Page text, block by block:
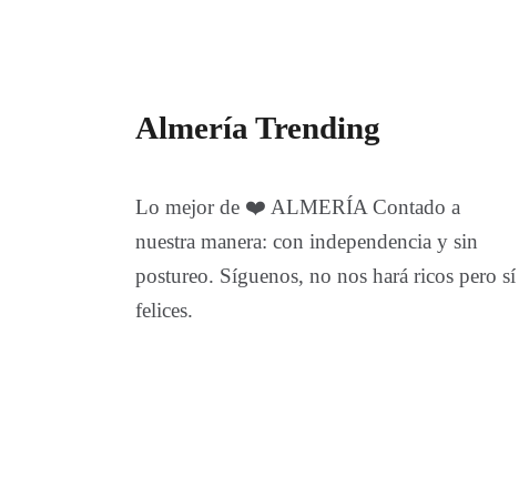
Almería Trending
Lo mejor de ❤️ ALMERÍA Contado a
nuestra manera: con independencia y sin
postureo. Síguenos, no nos hará ricos pero sí
felices.